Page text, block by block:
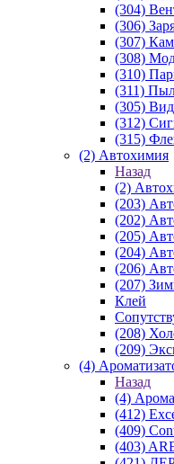
(304)
(306)
(307)
(308)
(310)
(311)
(305)
(312)
(315)
(2) Автохимия
Назад
(2)
(203)
(202)
(205)
(204)
(206)
(207)
Клей
(208)
(209)
(4)
Назад
(4)
(412)
(409)
(403)